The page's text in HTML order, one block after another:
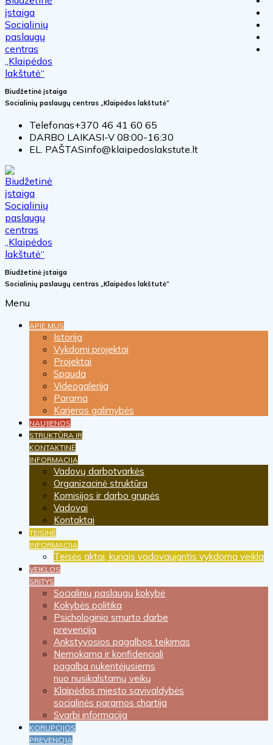
Biudžetinė įstaiga
Socialinių paslaugų centras „Klaipėdos lakštutė“
Telefonas+370 46 41 60 65
DARBO LAIKASI-V 08:00-16:30
EL. PAŠTASinfo@klaipedoslakstute.lt
Biudžetinė įstaiga
Socialinių paslaugų centras „Klaipėdos lakštutė“
Menu
APIE MUS
Istorija
Vykdomi projektai
Projektai
Spauda
Videogalerija
Parama
Karjeros galimybės
NAUJIENOS
STRUKTŪRA IR
KONTAKTINĖ
INFORMACIJA
Vadovų darbotvarkės
Organizacinė struktūra
Komisijos ir darbo grupės
Vadovai
Kontaktai
TEISINĖ
INFORMACIJA
Teisės aktai, kuriais vadovaujantis vykdoma veikla
VEIKLOS
SRITYS
Socialinių paslaugų kokybė
Kokybės politika
Psichologinio smurto darbe
prevencija
Ankstyvosios pagalbos teikimas
Nemokama ir konfidenciali
pagalba nukentėjusiems
nuo nusikalstamų veikų
Klaipėdos miesto savivaldybės
socialinės paramos chartija
Svarbi informacija
KORUPCIJOS
PREVENCIJA